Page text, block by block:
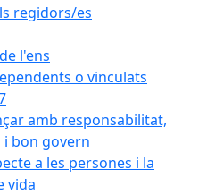
regidors/es
l'ens
o vinculats
amb responsabilitat,
bon govern
a les persones i la
vida